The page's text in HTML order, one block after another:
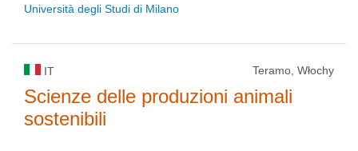
Università degli Studi di Milano
IT Teramo, Włochy
Scienze delle produzioni animali
sostenibili